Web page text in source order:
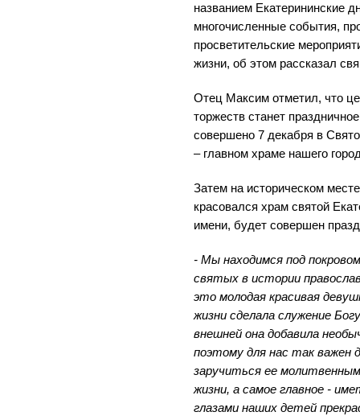
названием Екатерининские
многочисленные события,
просветительские
жизни, об этом рассказал
Отец Максим отметил, что
торжеств станет
совершено 7 декабря в
– главном храме нашего
Затем на историческом
красовался храм святой
имени, будет совершен
- Мы находимся под
святых в истории
это молодая красивая
жизни сделала служение
внешней она добавила
поэтому для нас так важен
заручиться ее
жизни, а самое главное -
глазами наших детей